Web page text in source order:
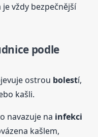
vždy bezpečnější
podle
ostrou bolestí,
kašli.
navazuje na infekci
kašlem,